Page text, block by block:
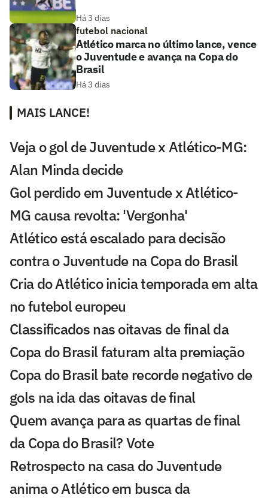
Há 3 dias
futebol nacional
Atlético marca no último lance, vence
o Juventude e avança na Copa do
Brasil
Há 3 dias
MAIS LANCE!
Veja o gol de Juventude x Atlético-MG:
Alan Minda decide
Gol perdido em Juventude x Atlético-
MG causa revolta: 'Vergonha'
Atlético está escalado para decisão
contra o Juventude na Copa do Brasil
Cria do Atlético inicia temporada em alta
no futebol europeu
Classificados nas oitavas de final da
Copa do Brasil faturam alta premiação
Copa do Brasil bate recorde negativo de
gols na ida das oitavas de final
Quem avança para as quartas de final
da Copa do Brasil? Vote
Retrospecto na casa do Juventude
anima o Atlético em busca da